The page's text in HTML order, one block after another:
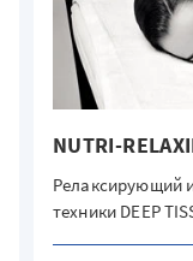
NUTRI-
Релаксирующий
техники DEEP